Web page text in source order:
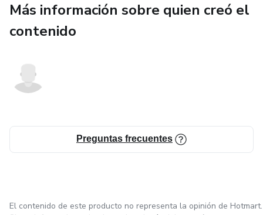
Más información sobre quien creó el
contenido
Preguntas frecuentes
El contenido de este producto no representa la opinión de Hotmart.